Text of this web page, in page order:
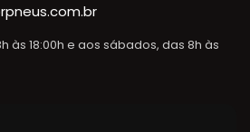
às 18:00h e aos sábados, das 8h às